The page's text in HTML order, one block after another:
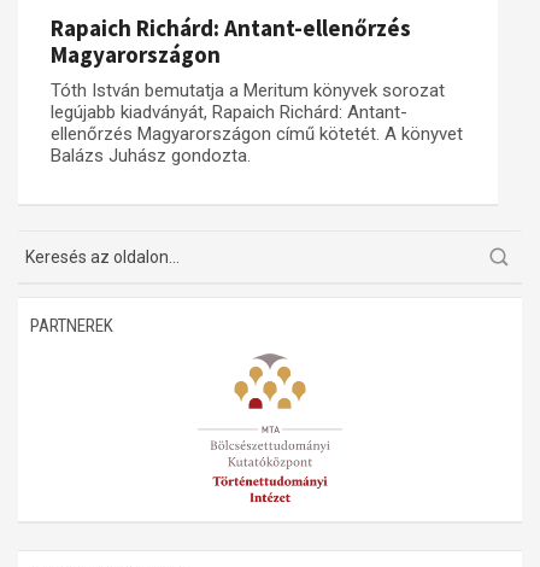
Műhelymunkák
Rapaich Richárd: Antant-ellenőrzés
Magyarországon
Tóth István bemutatja a Meritum könyvek sorozat
legújabb kiadványát, Rapaich Richárd: Antant-
ellenőrzés Magyarországon című kötetét. A könyvet
Balázs Juhász gondozta.
PARTNEREK